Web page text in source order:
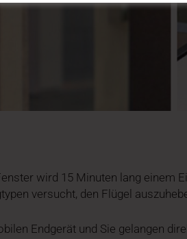
wird 15 Minuten lang einem
versucht, den Flügel
Endgerät und Sie gelangen